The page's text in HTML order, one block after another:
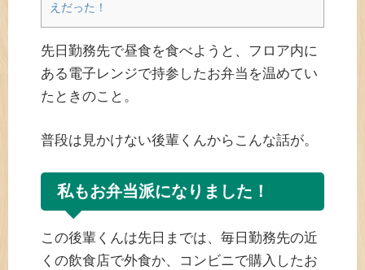
えだった！
先日勤務先で昼食を食べようと、フロア内に
ある電子レンジで持参したお弁当を温めてい
たときのこと。
普段は見かけない後輩くんからこんな話が。
私もお弁当派になりました！
この後輩くんは先日までは、毎日勤務先の近
くの飲食店で外食か、コンビニで購入したお